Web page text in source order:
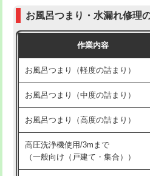
交換・取付（普通便座）
交換・取付（温水洗浄便座）
交換・取付(単水栓（壁付・デッキ
式）)
交換・取付(混合水栓（壁付・デッ
式・ワンホール）)
交換・取付(排水栓・排水トラップ
（P/S/ポップアップ））
お風呂つまり・水漏れ修理
作業内容
お風呂つまり（軽度の詰まり）
お風呂つまり（中度の詰まり）
お風呂つまり（高度の詰まり）
高圧洗浄機使用/3mまで
（一般向け（戸建て・集合））